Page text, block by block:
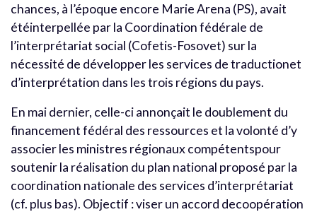
chances, à l’époque encore Marie Arena (PS), avait
étéinterpellée par la Coordination fédérale de
l’interprétariat social (Cofetis-Fosovet) sur la
nécessité de développer les services de traductionet
d’interprétation dans les trois régions du pays.
En mai dernier, celle-ci annonçait le doublement du
financement fédéral des ressources et la volonté d’y
associer les ministres régionaux compétentspour
soutenir la réalisation du plan national proposé par la
coordination nationale des services d’interprétariat
(cf. plus bas). Objectif : viser un accord decoopération